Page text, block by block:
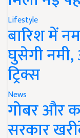
Lifestyle
बारिश में
घुसेगी
ट्रिक्स
News
गोबर और
सरकार